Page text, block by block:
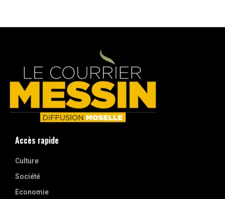
Accès rapide
Culture
Société
Economie